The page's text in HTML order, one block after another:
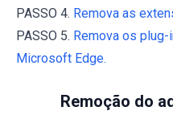
PASSO 4. Remova as
PASSO 5. Remova os
Microsoft Edge.
Remoção do